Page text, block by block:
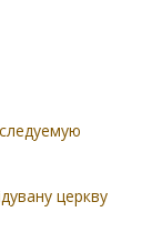
церкву